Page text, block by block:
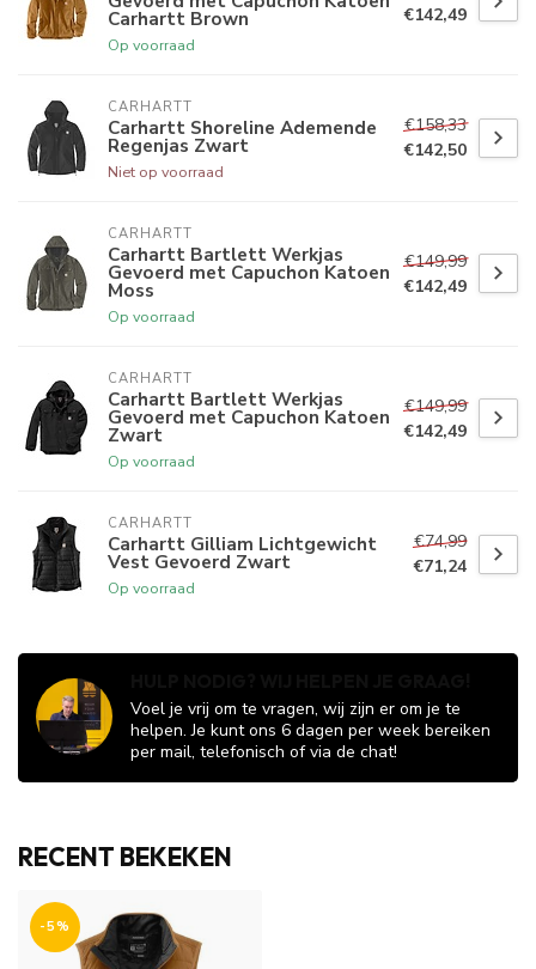
Carhartt Brown
Op voorraad
€142,49
CARHARTT
Carhartt Shoreline Ademende
Regenjas Zwart
Niet op voorraad
€158,33
€142,50
CARHARTT
Carhartt Bartlett Werkjas
Gevoerd met Capuchon Katoen
Moss
Op voorraad
€149,99
€142,49
CARHARTT
Carhartt Bartlett Werkjas
Gevoerd met Capuchon Katoen
Zwart
Op voorraad
€149,99
€142,49
CARHARTT
Carhartt Gilliam Lichtgewicht
Vest Gevoerd Zwart
Op voorraad
€74,99
€71,24
Voel je vrij om te vragen, wij zijn er om je te
helpen. Je kunt ons 6 dagen per week bereiken
per mail, telefonisch of via de chat!
RECENT BEKEKEN
-5%